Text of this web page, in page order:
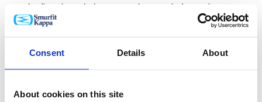
Consent Details About
About cookies on this site
soluções de embalagem ponta a ponta inovadoras e
de alta qualidade e esta parceria, com um líder mundial
em tecnologia como a KHS, nos permite trabalhar em
perfeita harmonia com suas soluções de máquinas de
Johannes T. Grobe, diretor de vendas da KHS, disse: